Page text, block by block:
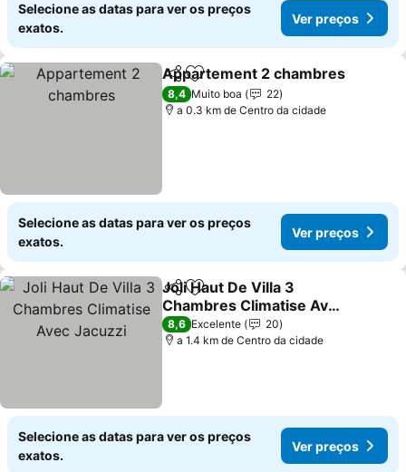
Selecione as datas para ver os preços
exatos.
Ver preços
PartilharAdicionar aos favoritos
Appartement 2 chambres
8,4 Muito boa
22
a 0.3 km de Centro da cidade
Selecione as datas para ver os preços
exatos.
Ver preços
PartilharAdicionar aos favoritos
Joli Haut De Villa 3
Chambres Climatise Avec
Jacuzzi
Ver preços
8,6 Excelente
20
a 1.4 km de Centro da cidade
Selecione as datas para ver os preços
exatos.
Ver preços